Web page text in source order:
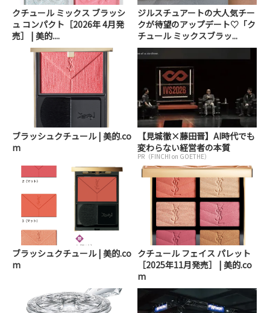
クチュール ミックス ブラッシ
ュ コンパクト［2026年 4月発
売］ | 美的....
ジルスチュアートの大人気チー
クが待望のアップデート♡「ク
チュール ミックスブラッ...
ブラッシュクチュール | 美的.co
m
【見城徹×藤田晋】AI時代でも
変わらない経営者の本質
PR（FINCHI on GOETHE）
ブラッシュクチュール | 美的.co
m
クチュール フェイス パレット
［2025年11月発売］ | 美的.co
m